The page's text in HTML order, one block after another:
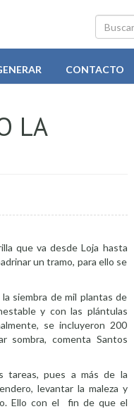
Buscar
CONTACTO
LA
que va desde Loja hasta
un tramo, para ello se
siembra de mil plantas de
y con las plántulas
se incluyeron 200
sombra, comenta Santos
tareas, pues a más de la
levantar la maleza y
Ello con el fin de que el